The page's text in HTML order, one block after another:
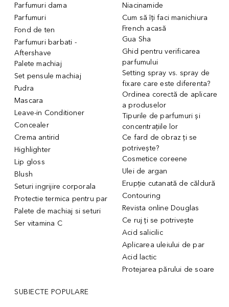
Parfumuri dama
Parfumuri
Fond de ten
Parfumuri barbati -
Aftershave
Palete machiaj
Set pensule machiaj
Pudra
Mascara
Leave-in Conditioner
Concealer
Crema antirid
Highlighter
Lip gloss
Blush
Seturi ingrijire corporala
Protectie termica pentru par
Palete de machiaj si seturi
Ser vitamina C
Niacinamide
Cum să îți faci manichiura
French acasă
Gua Sha
Ghid pentru verificarea
parfumului
Setting spray vs. spray de
fixare care este diferenta?
Ordinea corectă de aplicare
a produselor
Tipurile de parfumuri și
concentrațiile lor
Ce fard de obraz ți se
potrivește?
Cosmetice coreene
Ulei de argan
Erupție cutanată de căldură
Contouring
Revista online Douglas
Ce ruj ți se potrivește
Acid salicilic
Aplicarea uleiului de par
Acid lactic
Protejarea părului de soare
SUBIECTE POPULARE